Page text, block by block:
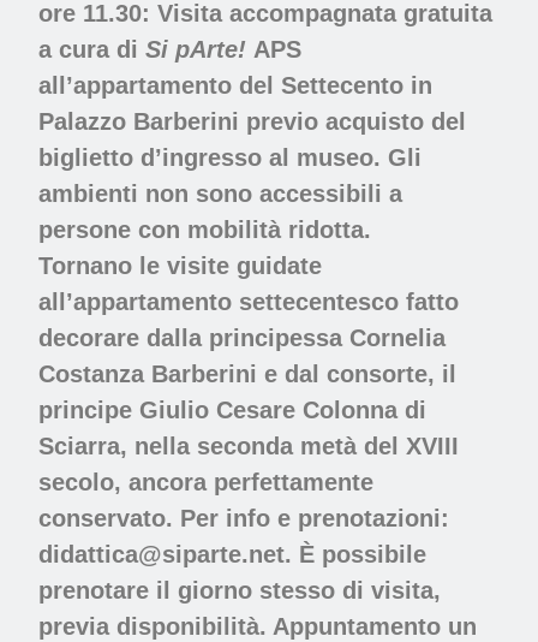
ore 11.30: Visita accompagnata gratuita
a cura di Si pArte! APS
all’appartamento del Settecento in
Palazzo Barberini previo acquisto del
biglietto d’ingresso al museo. Gli
ambienti non sono accessibili a
persone con mobilità ridotta.
Tornano le visite guidate
all’appartamento settecentesco fatto
decorare dalla principessa Cornelia
Costanza Barberini e dal consorte, il
principe Giulio Cesare Colonna di
Sciarra, nella seconda metà del XVIII
secolo, ancora perfettamente
conservato. Per info e prenotazioni:
didattica@siparte.net. È possibile
prenotare il giorno stesso di visita,
previa disponibilità. Appuntamento un